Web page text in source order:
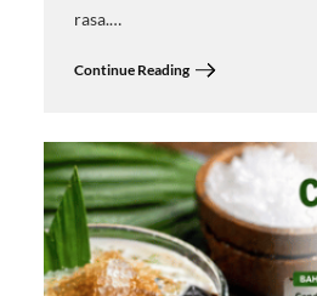
rasa.…
Continue Reading